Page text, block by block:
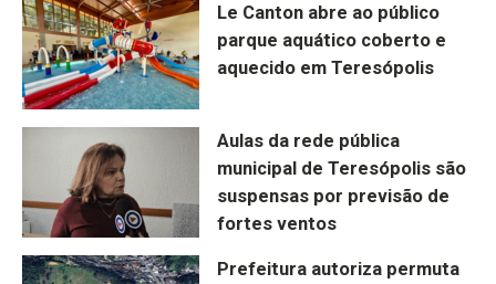
Le Canton abre ao público
parque aquático coberto e
aquecido em Teresópolis
Aulas da rede pública
municipal de Teresópolis são
suspensas por previsão de
fortes ventos
Prefeitura autoriza permuta